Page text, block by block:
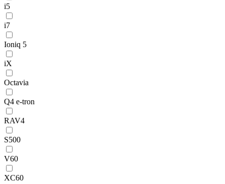
i5
i7
Ioniq 5
iX
Octavia
Q4 e-tron
RAV4
S500
V60
XC60